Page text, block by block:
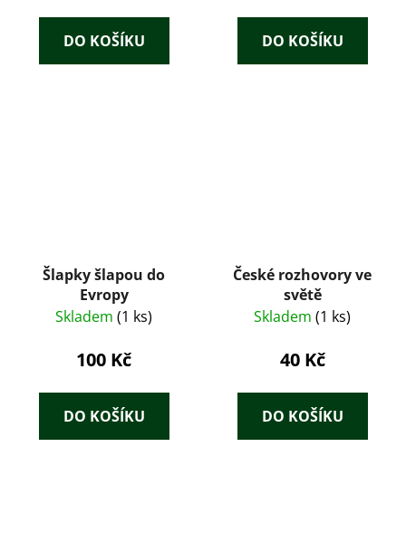
DO KOŠÍKU DO KOŠÍKU
Šlapky šlapou do
Evropy
Skladem (1 ks)
100 Kč
DO KOŠÍKU
České rozhovory ve
světě
Skladem (1 ks)
40 Kč
DO KOŠÍKU